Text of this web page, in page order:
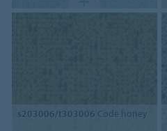
s203006/t303006 Code honey